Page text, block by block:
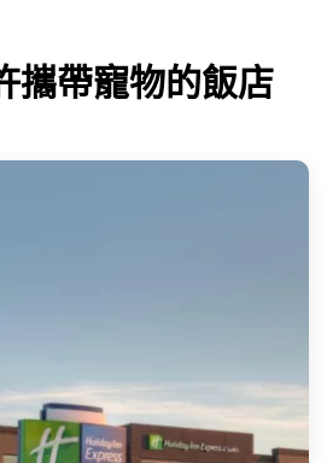
攜帶寵物的飯店